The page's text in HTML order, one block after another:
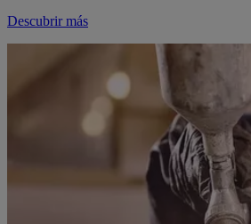
Descubrir más